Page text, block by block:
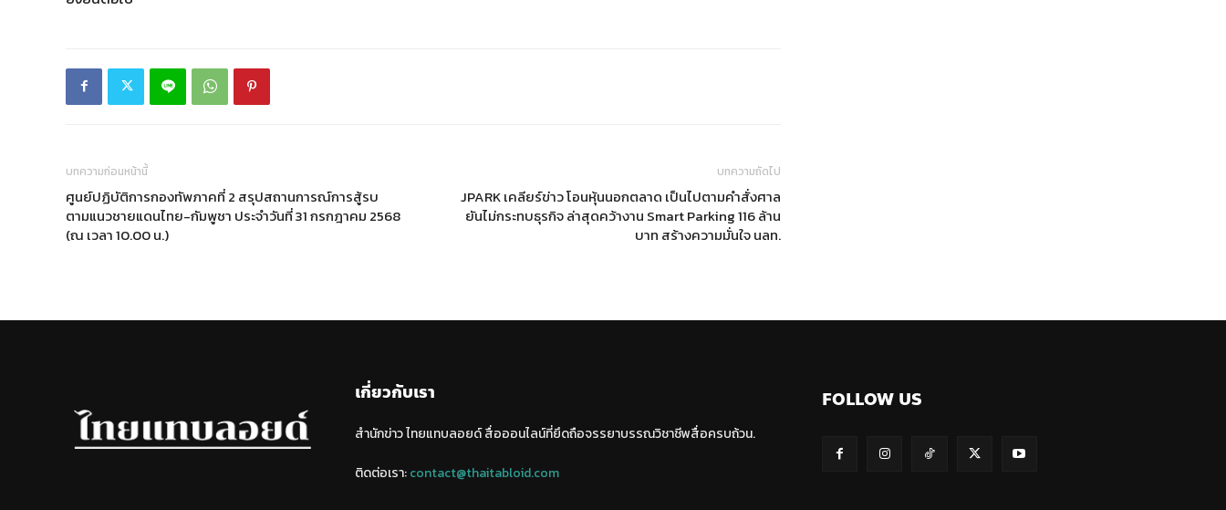
บทความก่อนหน้านี้
ศูนย์ปฏิบัติการกองทัพภาคที่ 2 สรุปสถานการณ์การสู้รบ
ตามแนวชายแดนไทย-กัมพูชา ประจำวันที่ 31 กรกฎาคม 2568
(ณ เวลา 10.00 น.)
บทความถัดไป
JPARK เคลียร์ข่าว โอนหุ้นนอกตลาด เป็นไปตามคำสั่งศาล
ยันไม่กระทบธุรกิจ ล่าสุดคว้างาน Smart Parking 116 ล้าน
บาท สร้างความมั่นใจ นลท.
เกี่ยวกับเรา
สำนักข่าว ไทยแทบลอยด์ สื่อออนไลน์ที่ยึดถือจรรยาบรรณวิชาชีพสื่อครบถ้วน.
ติดต่อเรา:contact@thaitabloid.com
FOLLOW US